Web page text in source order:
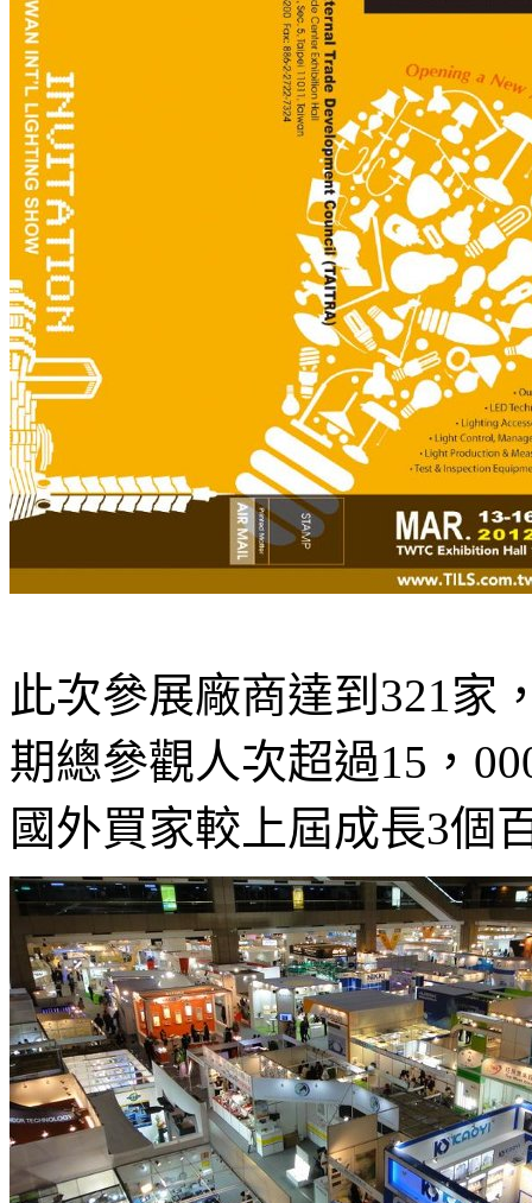
此次參展廠商達到321家
期總參觀人次超過15，
國外買家較上屆成長3個